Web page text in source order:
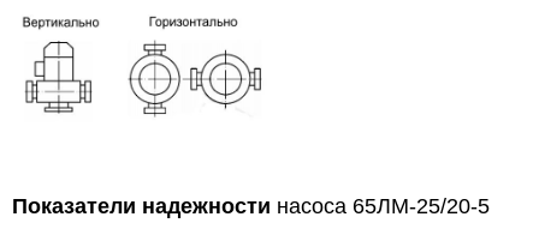
Показатели надежности насоса 65ЛМ-25/20-5